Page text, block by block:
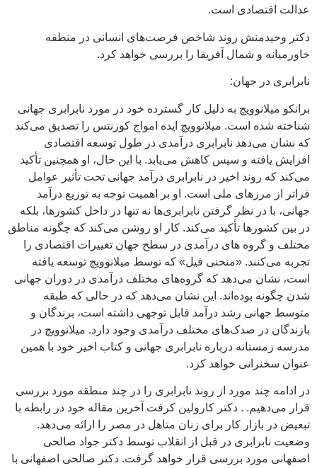
عدالت اقتصادی است.
دکتر وحیدمنش روند شاخص فرصت‌های انسانی در منطقه
خاورمیانه و شمال آفریقا را بررسی خواهد کرد.
نابرابری در جهان:
برانکو میلانوویچ به دلیل کار گسترده خود در مورد نابرابری جهانی
شناخته شده است. میلانوویچ ایده امواج کوزنتس را تصدیق می‌کند
که نشان می‌دهد نابرابری درآمدی در طول توسعه اقتصادی
افزایش یافته و سپس کاهش می‌یابد. با این حال، او همچنین تأکید
می‌کند که روند اخیر در نابرابری درآمد جهانی تحت تأثیر عوامل
فراتر از مرزهای ملی است. او بر اهمیت توجه به توزیع درآمد
جهانی، با در نظر گرفتن نابرابری‌ها نه تنها در داخل کشورها، بلکه
در بین کشورها تأکید می‌کند. کار او روشن می‌کند که چگونه مناطق
مختلف و گروه های درآمدی در سطح جهان تغییرات اقتصادی را
تجربه می‌کنند. «منحنی فیل» که توسط میلانوویچ توسعه یافته
است، نشان می‌دهد که گروه‌های مختلف درآمدی در دوران جهانی
شدن چگونه بوده‌اند. این نشان می‌دهد که در حالی که طبقه
متوسط جهانی رشد درآمد قابل توجهی داشته است، برندگان و
بازندگان در صدک‌های مختلف درآمدی وجود دارد. میلانوویچ در
مدرسه زمستانه درباره نابرابری جهانی و کتاب اخیر خود با همین
عنوان سخنرانی خواهد کرد.
در ادامه چند مورد از روند نابرابری را در چند منطقه مورد بررسی
قرار می‌دهیم. . دکتر کارولین کرفت آخرین مقاله خود در رابطه با
تبعیض در بازار کار برای زنان متاهل در مصر را ارائه می‌دهد.
وضعیت نابرابری در قبل از انقلاب توسط دکتر جواد صالحی
اصفهانی مورد بررسی قرار خواهد گرفت. دکتر صالحی اصفهانی با